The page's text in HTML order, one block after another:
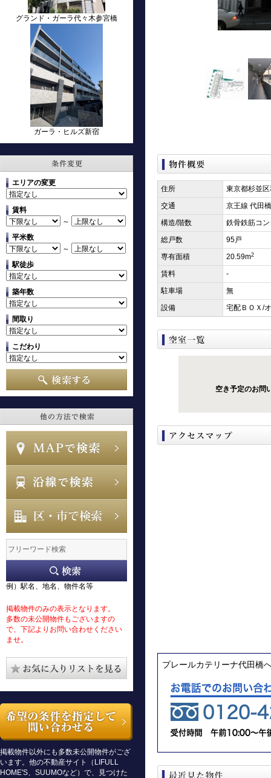
グランド・ガーラ代々木参宮橋
ガーラ・ヒルズ新宿
エリアの変更
賃料
～
平米数
～
駅徒歩
築年数
間取り
こだわり
例）駅名、地名、物件名等
掲載物件のみの表示となります。
多数の未公開物件もございますの
で、下記よりお問い合わせください
ませ。
掲載物件以外にも多数未公開物件がござ
います。他の不動産サイト（LIFULL
HOME'S、SUUMOなど）で、見つけた
住所
東京都杉並
交通
京王線 代田
構造/階数
鉄骨鉄筋コ
総戸数
95戸
専有面積
20.59m2
賃料
-
駐車場
無
設備
宅配ＢＯＸ/
空き予定のお問
プレールカテリーナ代田橋